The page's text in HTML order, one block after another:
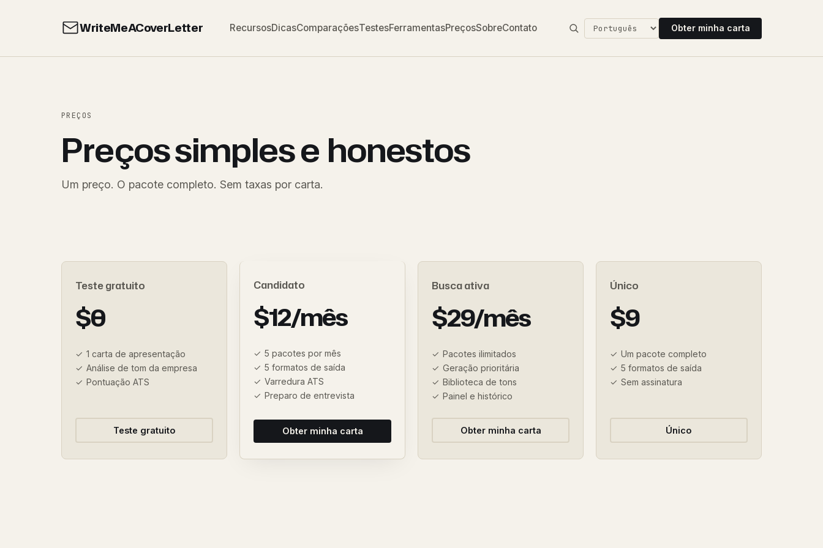
WriteMeACoverLetter RecursosDicasComparaçõesTestesFerramentasPreçosSobreContato Obter minha carta
PREÇOS
Preços simples e honestos
Um preço. O pacote completo. Sem taxas por carta.
Teste gratuito
$0
1 carta de apresentação
Análise de tom da empresa
Pontuação ATS
Teste gratuito
Candidato
$12/mês
5 pacotes por mês
5 formatos de saída
Varredura ATS
Preparo de entrevista
Obter minha carta
Busca ativa
$29/mês
Pacotes ilimitados
Geração prioritária
Biblioteca de tons
Painel e histórico
Obter minha carta
Único
$9
Um pacote completo
5 formatos de saída
Sem assinatura
Único